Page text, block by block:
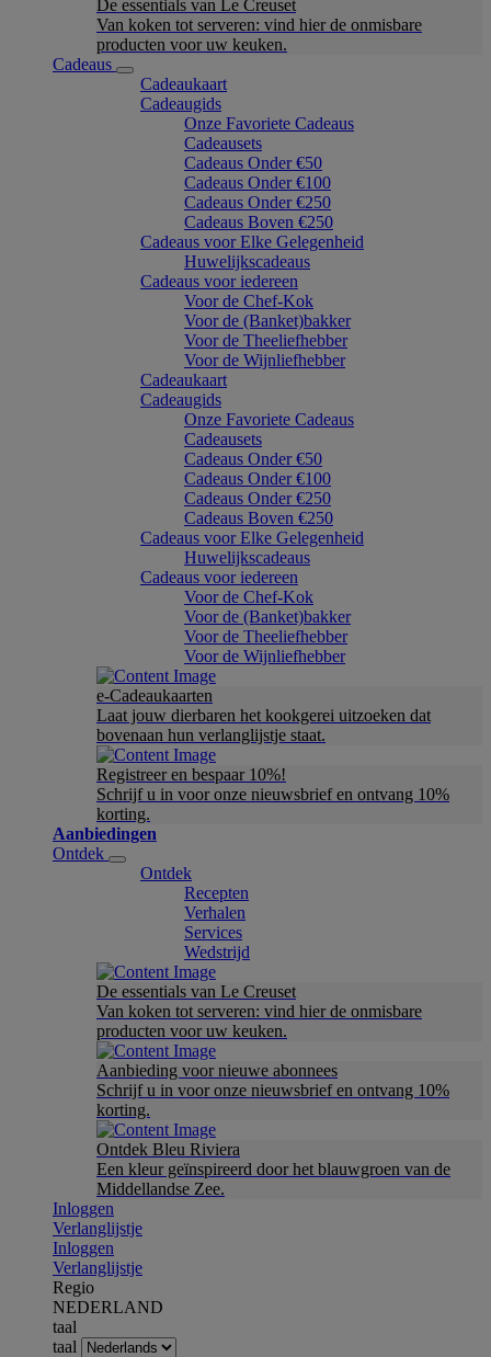
De essentials van Le Creuset
Van koken tot serveren: vind hier de onmisbare
producten voor uw keuken.
Cadeaus
Cadeaukaart
Cadeaugids
Onze Favoriete Cadeaus
Cadeausets
Cadeaus Onder €50
Cadeaus Onder €100
Cadeaus Onder €250
Cadeaus Boven €250
Cadeaus voor Elke Gelegenheid
Huwelijkscadeaus
Cadeaus voor iedereen
Voor de Chef-Kok
Voor de (Banket)bakker
Voor de Theeliefhebber
Voor de Wijnliefhebber
Cadeaukaart
Cadeaugids
Onze Favoriete Cadeaus
Cadeausets
Cadeaus Onder €50
Cadeaus Onder €100
Cadeaus Onder €250
Cadeaus Boven €250
Cadeaus voor Elke Gelegenheid
Huwelijkscadeaus
Cadeaus voor iedereen
Voor de Chef-Kok
Voor de (Banket)bakker
Voor de Theeliefhebber
Voor de Wijnliefhebber
e-Cadeaukaarten
Laat jouw dierbaren het kookgerei uitzoeken dat
bovenaan hun verlanglijstje staat.
Registreer en bespaar 10%!
Schrijf u in voor onze nieuwsbrief en ontvang 10%
korting.
Aanbiedingen
Ontdek
Ontdek
Recepten
Verhalen
Services
Wedstrijd
De essentials van Le Creuset
Van koken tot serveren: vind hier de onmisbare
producten voor uw keuken.
Aanbieding voor nieuwe abonnees
Schrijf u in voor onze nieuwsbrief en ontvang 10%
korting.
Ontdek Bleu Riviera
Een kleur geïnspireerd door het blauwgroen van de
Middellandse Zee.
Inloggen
Verlanglijstje
Inloggen
Verlanglijstje
Regio
NEDERLAND
taal
taal